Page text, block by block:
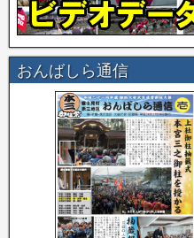
おんばしら通信